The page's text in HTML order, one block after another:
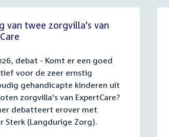
van twee zorgvilla's van
debat - Komt er een goed
voor de zeer ernstig
gehandicapte kinderen uit
zorgvilla's van ExpertCare?
debatteert erover met
Sterk (Langdurige Zorg).